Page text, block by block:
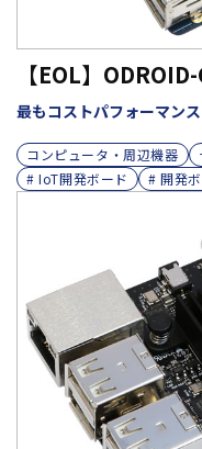
【EOL】
最もコストパフォーマン
コンピュータ・周辺機器
# IoT開発ボード
# 開発